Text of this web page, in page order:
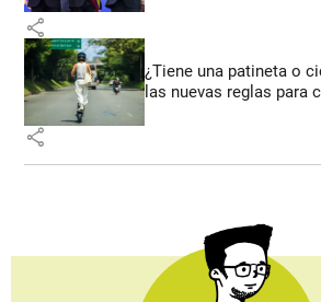
share
¿Tiene una patineta o
las nuevas reglas para
share